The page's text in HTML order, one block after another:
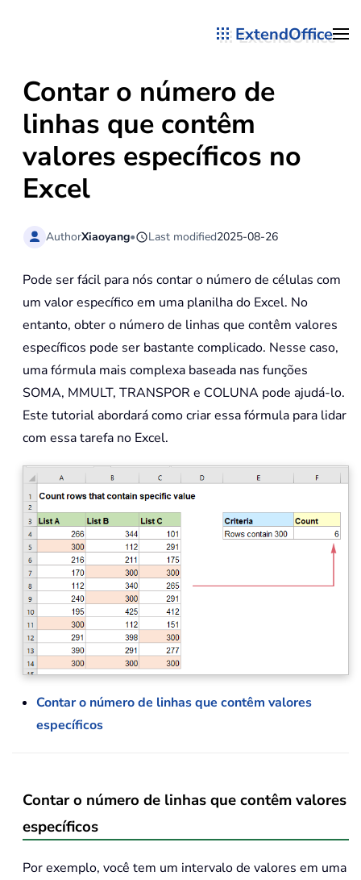
ExtendOffice
Contar o número de
linhas que contêm
valores específicos no
Excel
AuthorXiaoyang• Last modified2025-08-26
Pode ser fácil para nós contar o número de células com
um valor específico em uma planilha do Excel. No
entanto, obter o número de linhas que contêm valores
específicos pode ser bastante complicado. Nesse caso,
uma fórmula mais complexa baseada nas funções
SOMA, MMULT, TRANSPOR e COLUNA pode ajudá-lo.
Este tutorial abordará como criar essa fórmula para lidar
com essa tarefa no Excel.
Contar o número de linhas que contêm valores
específicos
Contar o número de linhas que contêm valores
específicos
Por exemplo, você tem um intervalo de valores em uma